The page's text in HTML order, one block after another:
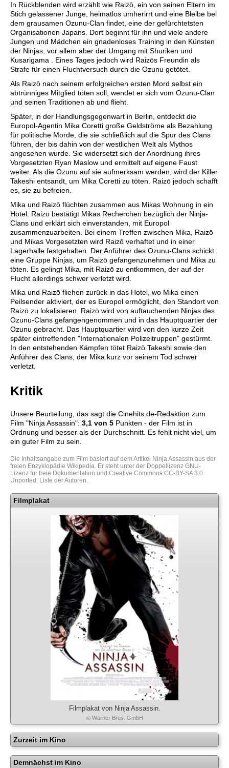
In Rückblenden wird erzählt wie Raizō, ein von seinen Eltern im
Stich gelassener Junge, heimatlos umherirrt und eine Bleibe bei
dem grausamen Ozunu-Clan findet, eine der gefürchtetsten
Organisationen Japans. Dort beginnt für ihn und viele andere
Jungen und Mädchen ein gnadenloses Training in den Künsten
der Ninjas, vor allem aber der Umgang mit Shuriken und
Kusarigama . Eines Tages jedoch wird Raizōs Freundin als
Strafe für einen Fluchtversuch durch die Ozunu getötet.
Als Raizō nach seinem erfolgreichen ersten Mord selbst ein
abtrünniges Mitglied töten soll, wendet er sich vom Ozunu-Clan
und seinen Traditionen ab und flieht.
Später, in der Handlungsgegenwart in Berlin, entdeckt die
Europol-Agentin Mika Coretti große Geldströme als Bezahlung
für politische Morde, die sie schließlich auf die Spur des Clans
führen, der bis dahin von der westlichen Welt als Mythos
angesehen wurde. Sie widersetzt sich der Anordnung ihres
Vorgesetzten Ryan Maslow und ermittelt auf eigene Faust
weiter. Als die Ozunu auf sie aufmerksam werden, wird der Killer
Takeshi entsandt, um Mika Coretti zu töten. Raizō jedoch schafft
es, sie zu befreien.
Mika und Raizō flüchten zusammen aus Mikas Wohnung in ein
Hotel. Raizō bestätigt Mikas Recherchen bezüglich der Ninja-
Clans und erklärt sich einverstanden, mit Europol
zusammenzuarbeiten. Bei einem Treffen zwischen Mika, Raizō
und Mikas Vorgesetzten wird Raizō verhaftet und in einer
Lagerhalle festgehalten. Der Anführer des Ozunu-Clans schickt
eine Gruppe Ninjas, um Raizō gefangenzunehmen und Mika zu
töten. Es gelingt Mika, mit Raizō zu entkommen, der auf der
Flucht allerdings schwer verletzt wird.
Mika und Raizō fliehen zurück in das Hotel, wo Mika einen
Peilsender aktiviert, der es Europol ermöglicht, den Standort von
Raizō zu lokalisieren. Raizō wird von auftauchenden Ninjas des
Ozunu-Clans gefangengenommen und in das Hauptquartier der
Ozunu gebracht. Das Hauptquartier wird von den kurze Zeit
später eintreffenden "Internationalen Polizeitruppen" gestürmt.
In den entstehenden Kämpfen tötet Raizō Takeshi sowie den
Anführer des Clans, der Mika kurz vor seinem Tod schwer
verletzt.
Kritik
Unsere Beurteilung, das sagt die Cinehits.de-Redaktion zum
Film "Ninja Assassin": 3,1 von 5 Punkten - der Film ist in
Ordnung und besser als der Durchschnitt. Es fehlt nicht viel, um
ein guter Film zu sein.
Die Inhaltsangabe zum Film basiert auf dem Artikel Ninja Assassin aus der
freien Enzyklopädie Wikipedia. Er steht unter der Doppellizenz GNU-
Lizenz für freie Dokumentation und Creative Commons CC-BY-SA 3.0
Unported . Liste der Autoren.
Filmplakat
Filmplakat von Ninja Assassin.
© Warner Bros. GmbH
Zurzeit im Kino
Demnächst im Kino